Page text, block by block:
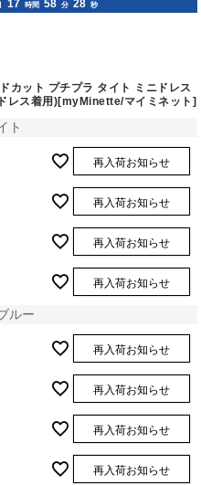
17 時間 58 分 27 秒
カット プチプラ タイト ミニドレス
レス着用)[myMinette/マイミネット]
ト
再入荷お知らせ
再入荷お知らせ
再入荷お知らせ
再入荷お知らせ
ルー
再入荷お知らせ
再入荷お知らせ
再入荷お知らせ
再入荷お知らせ